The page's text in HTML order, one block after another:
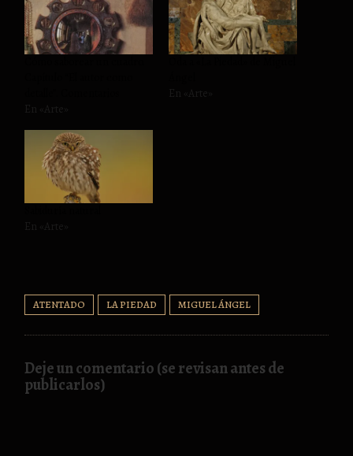
ATENTADO LA PIEDAD MIGUEL ÁNGEL
Deje un comentario (se revisan antes de
publicarlos)